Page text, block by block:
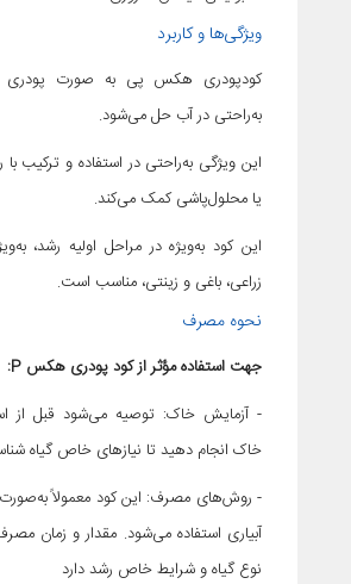
ویژگی‌ها و کاربرد
کودپودری هکس پی به صورت پودری
به‌راحتی در آب حل می‌شود.
این ویژگی به‌راحتی در استفاده و ترکیب
یا محلول‌پاشی کمک می‌کند.
این کود به‌ویژه در مراحل اولیه رشد،
زراعی، باغی و زینتی، مناسب است.
نحوه مصرف
جهت استفاده مؤثر از کود پودری هکس P:
- آزمایش خاک: توصیه می‌شود قبل از
خاک انجام دهید تا نیازهای خاص گیاه
- روش‌های مصرف: این کود معمولاً
آبیاری استفاده می‌شود. مقدار و زمان
نوع گیاه و شرایط خاص رشد دارد